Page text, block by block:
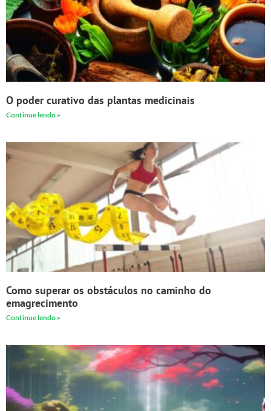
O poder curativo das plantas medicinais
Continue lendo »
Como superar os obstáculos no caminho do
emagrecimento
Continue lendo »